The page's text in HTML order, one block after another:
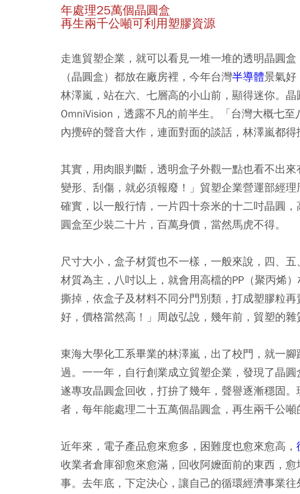
年處理25萬個晶圓盒
再生兩千公噸可利用塑膠資源
走進貿塑企業，就可以看見一堆一堆的透明晶圓
（晶圓盒）都放在廠房裡，今年台灣半導體景氣好
林澤嵐，站在六、七層高的小山前，顯得迷你。晶
OmniVision，透露不凡的前半生。「台灣大概七
內攪碎的聲音大作，連面對面的談話，林澤嵐都得
其實，用肉眼判斷，透明盒子外觀一點也看不出來
變形、刮傷，就必須報廢！」貿塑企業營運部經
確實，以一般行情，一片四十奈米的十二吋晶圓
圓盒至少裝二十片，百萬身價，當然馬虎不得。
尺寸大小，盒子材質也不一樣，一般來說，四、
材質為主，八吋以上，就會用高檔的PP（聚丙烯
撕掉，依盒子及材料不同分門別類，打成塑膠粒
好，價格當然高！」周啟弘說，幾年前，貿塑的雜
東海大學化工系畢業的林澤嵐，出了校門，就一
過。一一年，自行創業成立貿塑企業，發現了晶
遂專攻晶圓盒回收，打拚了幾年，聲譽逐漸穩固
者，每年能處理二十五萬個晶圓盒，再生兩千公噸
近年來，電子產品愈來愈多，困難度也愈來愈高，
收業者倉庫卻愈來愈滿，回收阿嬤面前的東西，
事。去年底，下定決心，讓自己的循環經濟事業